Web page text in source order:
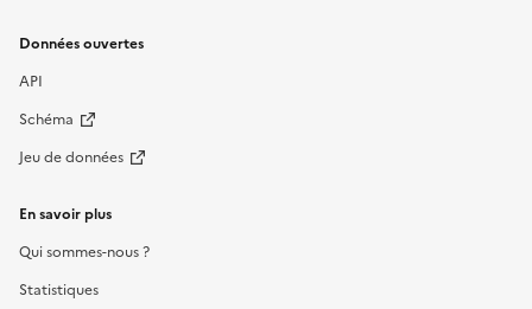
Données ouvertes
API
Schéma
Jeu de données
En savoir plus
Qui sommes-nous ?
Statistiques